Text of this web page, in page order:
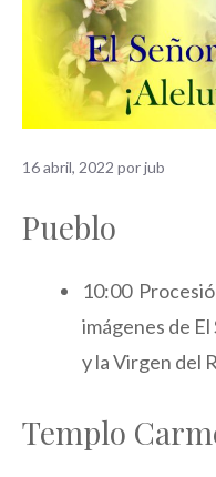
16 abril, 2022 porjub
Pueblo
10:00
imágenes de El
y la Virgen del
Templo